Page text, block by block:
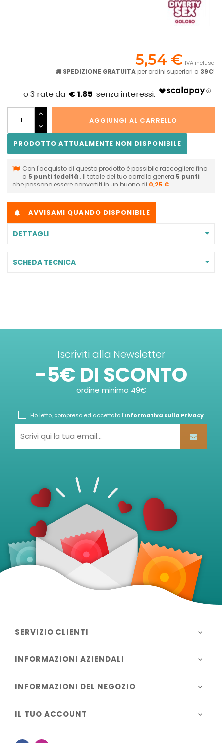
5,54 € IVA inclusa
SPEDIZIONE GRATUITA per ordini superiori a 39€!
€ 1.85
AGGIUNGI AL CARRELLO
PRODOTTO ATTUALMENTE NON DISPONIBILE
Con l'acquisto di questo prodotto è possibile raccogliere fino
a 5 punti fedeltà . Il totale del tuo carrello genera 5 punti
che possono essere convertiti in un buono di 0,25 €.
 AVVISAMI QUANDO DISPONIBILE
DETTAGLI
SCHEDA TECNICA
Iscriviti alla Newsletter
-5€ DI SCONTO
ordine minimo 49€
Ho letto, compreso ed accettato l'Informativa sulla Privacy
SERVIZIO CLIENTI 
INFORMAZIONI AZIENDALI 
INFORMAZIONI DEL NEGOZIO 
IL TUO ACCOUNT 